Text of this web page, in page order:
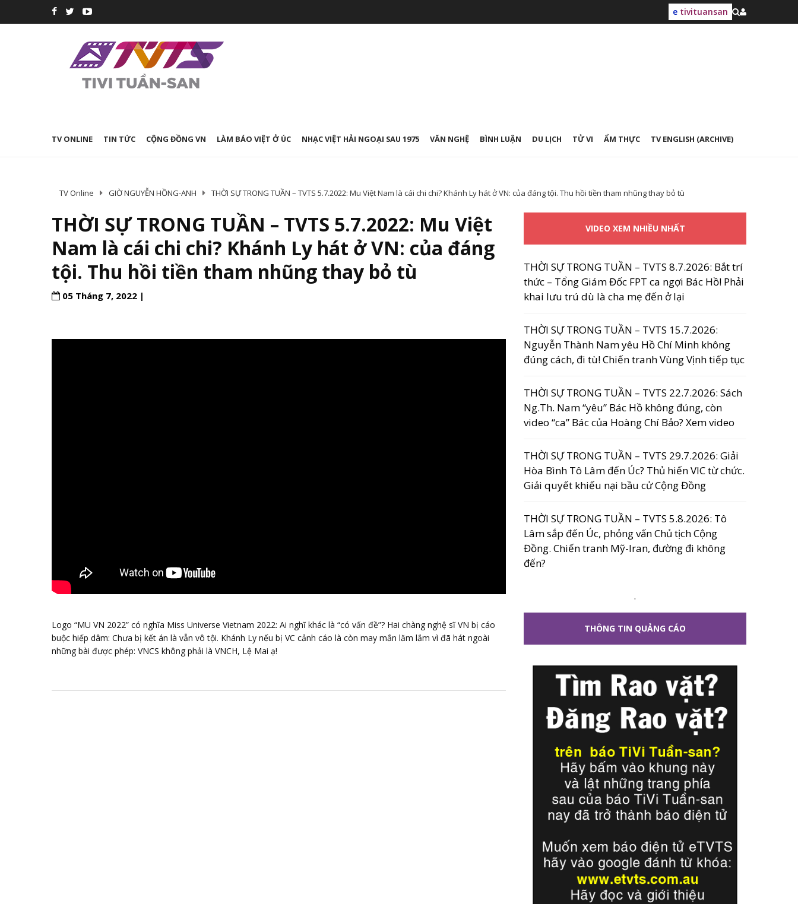
e tivituansan
TV ONLINE TIN TỨC CỘNG ĐỒNG VN LÀM BÁO VIỆT Ở ÚC NHẠC VIỆT HẢI NGOẠI SAU 1975 VĂN NGHỆ BÌNH LUẬN DU LỊCH TỬ VI ẨM THỰC TV ENGLISH (ARCHIVE)
TV Online GIỜ NGUYỄN HỒNG-ANH THỜI SỰ TRONG TUẦN – TVTS 5.7.2022: Mu Việt Nam là cái chi chi? Khánh Ly hát ở VN: của đáng tội. Thu hồi tiền tham nhũng thay bỏ tù
THỜI SỰ TRONG TUẦN – TVTS 5.7.2022: Mu Việt
Nam là cái chi chi? Khánh Ly hát ở VN: của đáng
tội. Thu hồi tiền tham nhũng thay bỏ tù
05 Tháng 7, 2022 |
Logo “MU VN 2022” có nghĩa Miss Universe Vietnam 2022: Ai nghĩ khác là “có vấn đề”? Hai chàng nghệ sĩ VN bị cáo
buộc hiếp dâm: Chưa bị kết án là vẫn vô tội. Khánh Ly nếu bị VC cảnh cáo là còn may mắn lăm lắm vì đã hát ngoài
những bài được phép: VNCS không phải là VNCH, Lệ Mai ạ!
VIDEO XEM NHIỀU NHẤT
THỜI SỰ TRONG TUẦN – TVTS 8.7.2026: Bắt trí
thức – Tổng Giám Đốc FPT ca ngợi Bác Hồ! Phải
khai lưu trú dù là cha mẹ đến ở lại
THỜI SỰ TRONG TUẦN – TVTS 15.7.2026:
Nguyễn Thành Nam yêu Hồ Chí Minh không
đúng cách, đi tù! Chiến tranh Vùng Vịnh tiếp tục
THỜI SỰ TRONG TUẦN – TVTS 22.7.2026: Sách
Ng.Th. Nam “yêu” Bác Hồ không đúng, còn
video “ca” Bác của Hoàng Chí Bảo? Xem video
THỜI SỰ TRONG TUẦN – TVTS 29.7.2026: Giải
Hòa Bình Tô Lâm đến Úc? Thủ hiến VIC từ chức.
Giải quyết khiếu nại bầu cử Cộng Đồng
THỜI SỰ TRONG TUẦN – TVTS 5.8.2026: Tô
Lâm sắp đến Úc, phỏng vấn Chủ tịch Cộng
Đồng. Chiến tranh Mỹ-Iran, đường đi không
đến?
.
THÔNG TIN QUẢNG CÁO